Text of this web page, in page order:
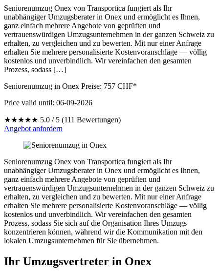
Seniorenumzug Onex von Transportica fungiert als Ihr
unabhängiger Umzugsberater in Onex und ermöglicht es Ihnen,
ganz einfach mehrere Angebote von geprüften und
vertrauenswürdigen Umzugsunternehmen in der ganzen Schweiz zu
erhalten, zu vergleichen und zu bewerten. Mit nur einer Anfrage
erhalten Sie mehrere personalisierte Kostenvoranschläge — völlig
kostenlos und unverbindlich. Wir vereinfachen den gesamten
Prozess, sodass […]
Seniorenumzug in Onex Preise: 757 CHF*
Price valid until: 06-09-2026
★★★★★ 5.0 / 5 (111 Bewertungen)
Angebot anfordern
Seniorenumzug Onex von Transportica fungiert als Ihr
unabhängiger Umzugsberater in Onex und ermöglicht es Ihnen,
ganz einfach mehrere Angebote von geprüften und
vertrauenswürdigen Umzugsunternehmen in der ganzen Schweiz zu
erhalten, zu vergleichen und zu bewerten. Mit nur einer Anfrage
erhalten Sie mehrere personalisierte Kostenvoranschläge — völlig
kostenlos und unverbindlich. Wir vereinfachen den gesamten
Prozess, sodass Sie sich auf die Organisation Ihres Umzugs
konzentrieren können, während wir die Kommunikation mit den
lokalen Umzugsunternehmen für Sie übernehmen.
Ihr Umzugsvertreter in Onex